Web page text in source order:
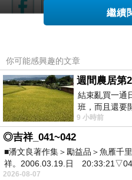
2010-10-02
沒有小孩的人難以體會
繼續
你可能感興趣的文章
結束亂買一通
班，而且還要
花不少錢，星
9 小時前
◎吉祥_041~042
■潘文良著作集＞勵益品＞魚雁千
祥。2006.03.19.日
2026-08-07